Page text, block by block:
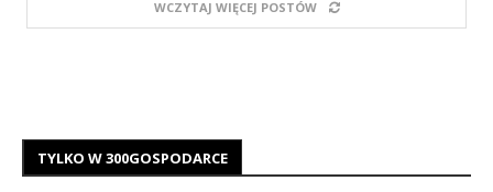
WCZYTAJ WIĘCEJ POSTÓW
TYLKO W 300GOSPODARCE